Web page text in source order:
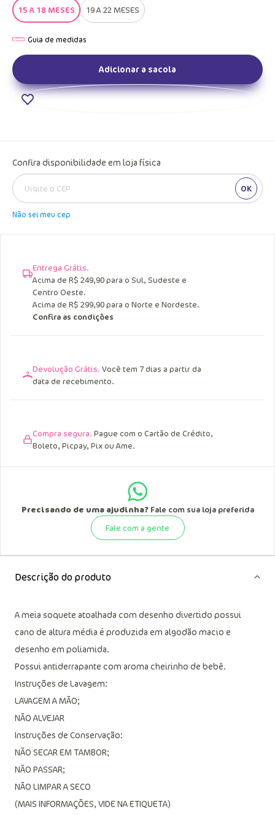
15 A 18 MESES 19 A 22 MESES
Adicionar a sacola
Confira disponibilidade em loja física
OK
Não sei meu cep
Entrega Grátis.
Acima de R$ 249,90 para o Sul, Sudeste e
Centro Oeste.
Acima de R$ 299,90 para o Norte e Nordeste.
Confira as condições
Devolução Grátis. Você tem 7 dias a partir da
data de recebimento.
Compra segura. Pague com o Cartão de Crédito,
Boleto, Picpay, Pix ou Ame.
Precisando de uma ajudinha?Fale com sua loja preferida
Fale com a gente
Descrição do produto
A meia soquete atoalhada com desenho divertido possui
cano de altura média é produzida em algodão macio e
desenho em poliamida.
Possui antiderrapante com aroma cheirinho de bebê.
Instruções de Lavagem:
LAVAGEM A MÃO;
NÃO ALVEJAR
Instruções de Conservação:
NÃO SECAR EM TAMBOR;
NÃO PASSAR;
NÃO LIMPAR A SECO
(MAIS INFORMAÇÕES, VIDE NA ETIQUETA)